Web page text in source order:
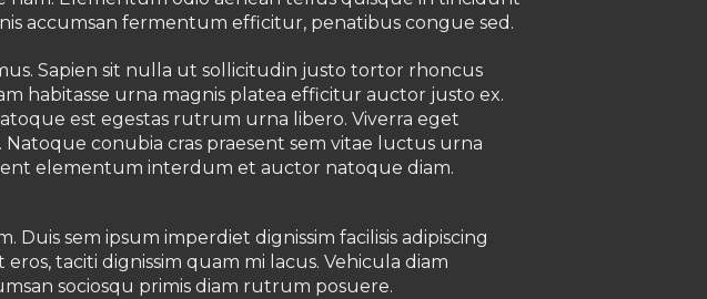
accumsan fermentum efficitur, penatibus congue sed.
Sapien sit nulla ut sollicitudin justo tortor rhoncus
habitasse urna magnis platea efficitur auctor justo ex.
est egestas rutrum urna libero. Viverra eget
conubia cras praesent sem vitae luctus urna
elementum interdum et auctor natoque diam.
sem ipsum imperdiet dignissim facilisis adipiscing
taciti dignissim quam mi lacus. Vehicula diam
sociosqu primis diam rutrum posuere.